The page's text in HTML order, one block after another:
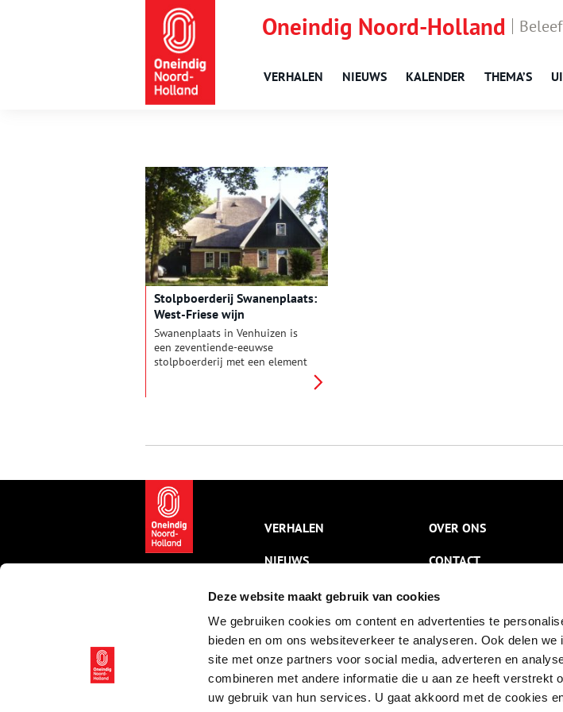
Deze website maakt gebruik van cookies
We gebruiken cookies om content en advertenties te
bieden en om ons websiteverkeer te analyseren. Ook delen
site met onze partners voor social media, adverteren en
combineren met andere informatie die u aan ze heeft verstrekt
uw gebruik van hun services. U gaat akkoord met de cookies
Oneindig Noord-Holland
VERHALEN NIEUWS KALENDER THEMA’S
Stolpboerderij Swanenplaats:
West-Friese wijn
Swanenplaats in Venhuizen is
een zeventiende-eeuwse
stolpboerderij met een element
VERHALEN
NIEUWS
KALENDER
THEMA’S
ACTIVITEITEN
VIDEO’S
OVER ONS
CONTACT
NIEUWSBRIEF
DISCLAIMER
PRIVACY
TOEGANKELIJKHEID